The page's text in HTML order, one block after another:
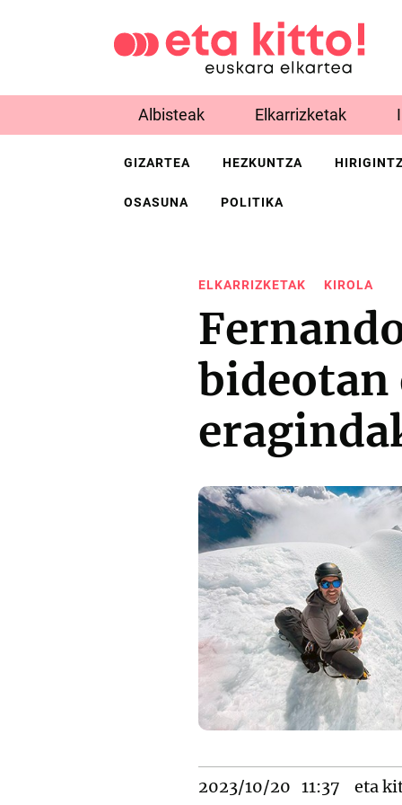
Albisteak Elkarrizketak
GIZARTEA HEZKUNTZA
OSASUNA POLITIKA
ELKARRIZKETAK KIROLA
bideotan
2023/10/20 11:37 eta